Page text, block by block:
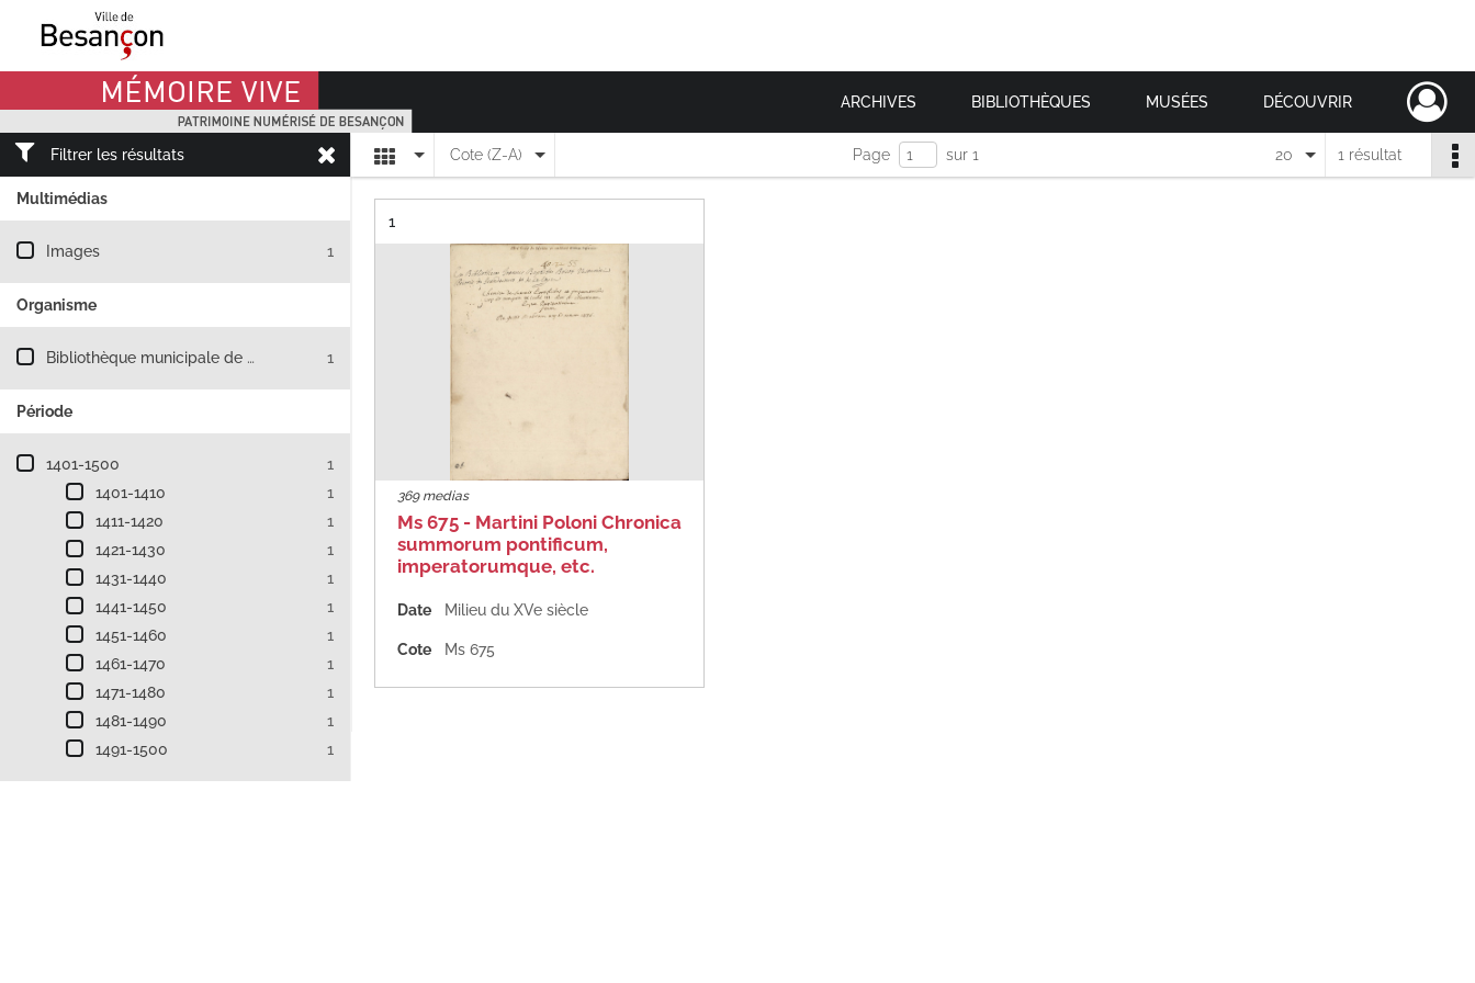
Mémoire Vive patrimoine numérisé de Besançon ARCHIVES BIBLIOTHÈQUES MUSÉES DÉCOUVRIR
Filtrer les résultats
Multimédias
Filtre les résultats par : Multimédias
Images 1
Organisme
Filtre les résultats par : Organisme
Bibliothèque municipale de Besançon 1
Période
Filtre les résultats par : Période
1401-1500
1
1401-1410
1
1411-1420
1
1421-1430
1
1431-1440
1
1441-1450
1
1451-1460
1
1461-1470
1
1471-1480
1
1481-1490
1
1491-1500
1
AffichageCote (Z-A) Page sur 1 1 résultat
20
Résultat n°
1
369 medias
Ms 675 - Martini Poloni Chronica
summorum pontificum,
imperatorumque, etc.
Date Milieu du XVe siècle
Cote Ms 675